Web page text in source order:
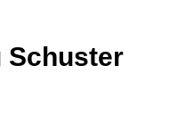
Schuster